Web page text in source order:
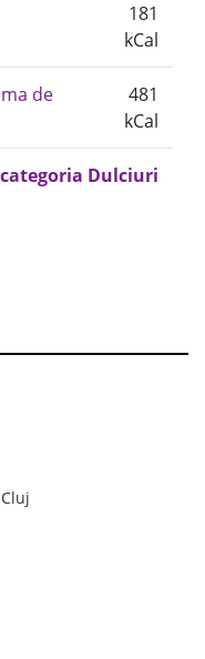
181
kCal
de
481
kCal
Dulciuri